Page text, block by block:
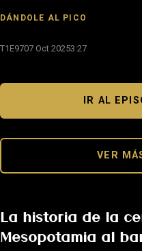
DÁNDOLE AL PICO
T1E9707 Oct 20253:27
IR AL
VER
La historia de la
Mesopotamia al